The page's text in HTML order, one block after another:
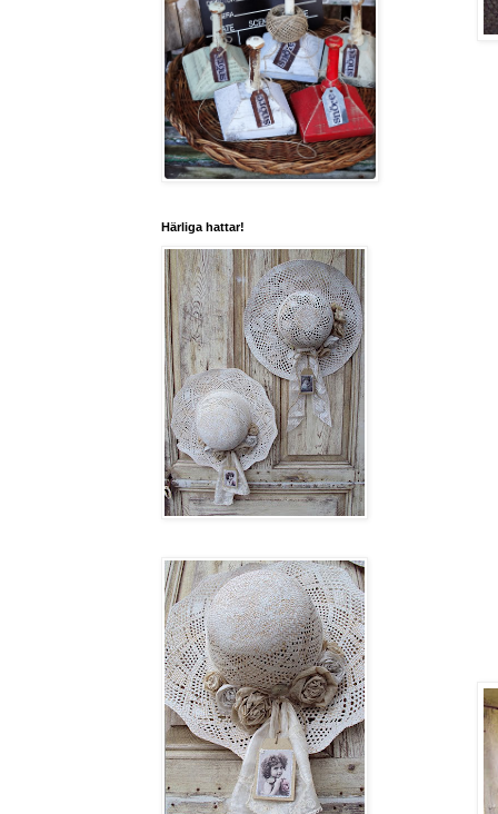
Härliga hattar!